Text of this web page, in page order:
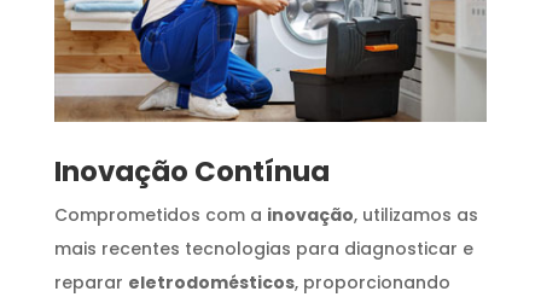
Inovação Contínua
Comprometidos com a inovação, utilizamos as
mais recentes tecnologias para diagnosticar e
reparar eletrodomésticos, proporcionando